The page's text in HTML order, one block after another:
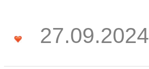
27.09.2024